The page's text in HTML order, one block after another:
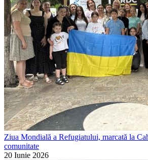
Ziua Mondială a Refugiatului, marcată la
comunitate
20 Iunie 2026